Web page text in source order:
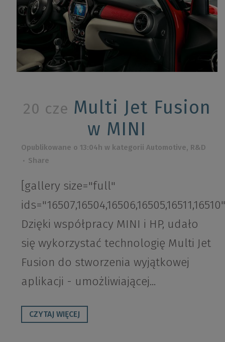
20 cze Multi Jet Fusion
w MINI
Opublikowane o 13:04h w kategoriiAutomotive, R&D
Share
[gallery size="full"
Dzięki współpracy MINI i HP, udało
się wykorzystać technologię Multi Jet
Fusion do stworzenia wyjątkowej
aplikacji - umożliwiającej...
CZYTAJ WIĘCEJ